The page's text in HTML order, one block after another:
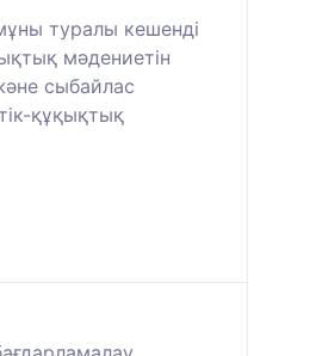
туралы кешенді
мәдениетін
сыбайлас
құқықтық